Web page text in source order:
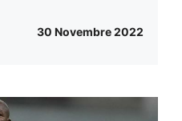
30 Novembre 2022